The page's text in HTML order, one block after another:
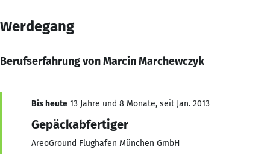
Werdegang
Berufserfahrung von Marcin Marchewczyk
Bis heute 13 Jahre und 8 Monate, seit Jan. 2013
Gepäckabfertiger
AreoGround Flughafen München GmbH